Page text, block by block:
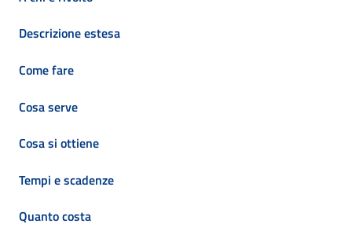
Descrizione estesa
Come fare
Cosa serve
Cosa si ottiene
Tempi e scadenze
Quanto costa